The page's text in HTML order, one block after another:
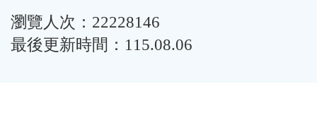
瀏覽人次：22228146
最後更新時間：115.08.06